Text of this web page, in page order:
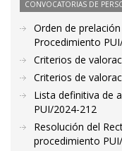
CONVOCATORIAS DE
Orden de
Procedimiento
Criterios de
Criterios de
Lista definitiva de
PUI/2024-212
Resolución del
procedimiento